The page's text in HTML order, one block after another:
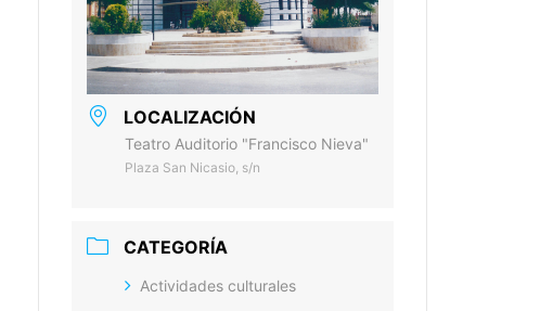
LOCALIZACIÓN
Teatro Auditorio "Francisco Nieva"
Plaza San Nicasio, s/n
CATEGORÍA
Actividades culturales